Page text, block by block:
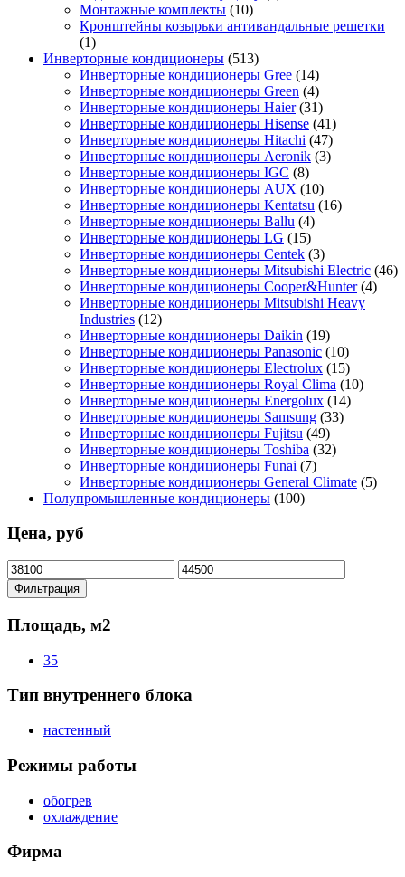
Монтажные комплекты (10)
Кронштейны козырьки антивандальные решетки
(1)
Инверторные кондиционеры (513)
Инверторные кондиционеры Gree (14)
Инверторные кондиционеры Green (4)
Инверторные кондиционеры Haier (31)
Инверторные кондиционеры Hisense (41)
Инверторные кондиционеры Hitachi (47)
Инверторные кондиционеры Aeronik (3)
Инверторные кондиционеры IGC (8)
Инверторные кондиционеры AUX (10)
Инверторные кондиционеры Kentatsu (16)
Инверторные кондиционеры Ballu (4)
Инверторные кондиционеры LG (15)
Инверторные кондиционеры Centek (3)
Инверторные кондиционеры Mitsubishi Electric (46)
Инверторные кондиционеры Cooper&Hunter (4)
Инверторные кондиционеры Mitsubishi Heavy
Industries (12)
Инверторные кондиционеры Daikin (19)
Инверторные кондиционеры Panasonic (10)
Инверторные кондиционеры Electrolux (15)
Инверторные кондиционеры Royal Clima (10)
Инверторные кондиционеры Energolux (14)
Инверторные кондиционеры Samsung (33)
Инверторные кондиционеры Fujitsu (49)
Инверторные кондиционеры Toshiba (32)
Инверторные кондиционеры Funai (7)
Инверторные кондиционеры General Climate (5)
Полупромышленные кондиционеры (100)
Цена, руб
Минимальная
цена
Максимальная
цена
Фильтрация
Площадь, м2
35
Тип внутреннего блока
настенный
Режимы работы
обогрев
охлаждение
Фирма